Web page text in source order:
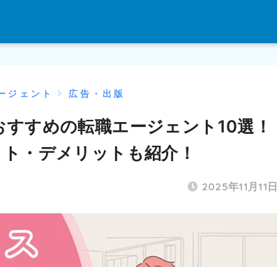
ジェント 広告・出版
すめの転職エージェント10選！
・デメリットも紹介！
2025年11月11日